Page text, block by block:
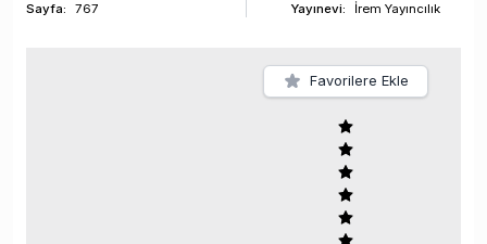
Sayfa: 767
Yayınevi:
İrem Yayıncılık
Favorilere Ekle